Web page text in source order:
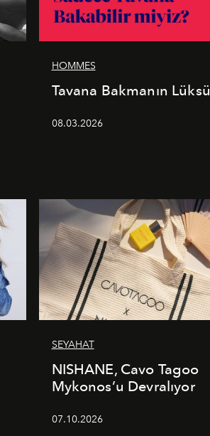
HOMMES
Tavana Bakmanın Lüksü
08.03.2026
SEYAHAT
NISHANE, Cavo Tagoo
Mykonos’u Devralıyor
07.10.2026